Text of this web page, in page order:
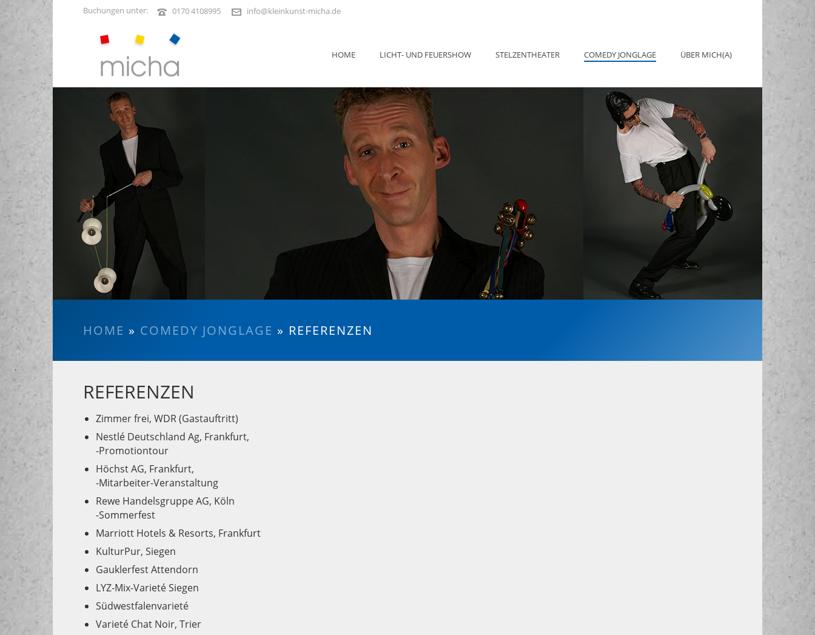
0170 4108995 info@kleinkunst-micha.de
Buchungen unter:
HOME LICHT- UND FEUERSHOW STELZENTHEATER COMEDY JONGLAGE ÜBER MICH(A)
HOME » COMEDY JONGLAGE » REFERENZEN
REFERENZEN
Zimmer frei, WDR (Gastauftritt)
Nestlé Deutschland Ag, Frankfurt,
-Promotiontour
Höchst AG, Frankfurt,
-Mitarbeiter-Veranstaltung
Rewe Handelsgruppe AG, Köln
-Sommerfest
Marriott Hotels & Resorts, Frankfurt
KulturPur, Siegen
Gauklerfest Attendorn
LYZ-Mix-Varieté Siegen
Südwestfalenvarieté
Varieté Chat Noir, Trier